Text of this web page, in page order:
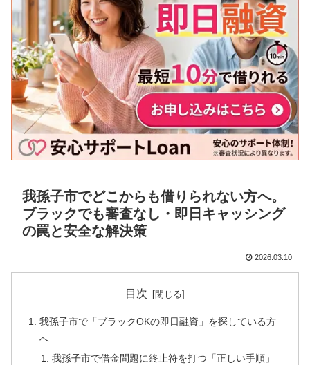
我孫子市でどこからも借りられない方へ。
ブラックでも審査なし・即日キャッシング
の罠と安全な解決策
2026.03.10
目次
我孫子市で「ブラックOKの即日融資」を探している方
へ
我孫子市で借金問題に終止符を打つ「正しい手順」